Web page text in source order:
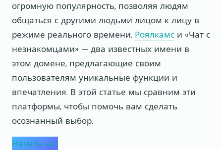
огромную популярность, позволяя людям
общаться с другими людьми лицом к лицу в
режиме реального времени. Роялкамс и «Чат с
незнакомцами» — два известных имени в
этом домене, предлагающие своим
пользователям уникальные функции и
впечатления. В этой статье мы сравним эти
платформы, чтобы помочь вам сделать
осознанный выбор.
Начать чат